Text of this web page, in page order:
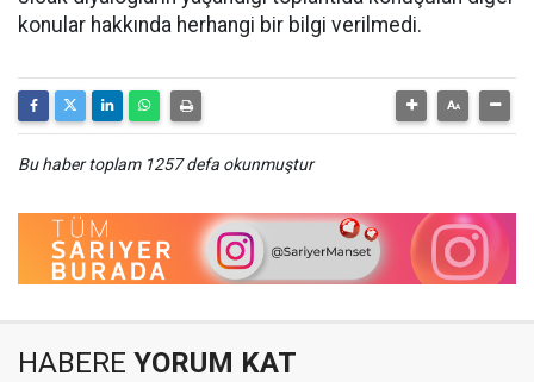
konular hakkında herhangi bir bilgi verilmedi.
Bu haber toplam 1257 defa okunmuştur
HABERE YORUM KAT